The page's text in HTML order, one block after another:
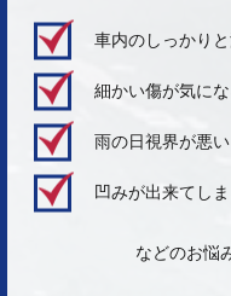
車内のしっかり
細かい傷が気にな
雨の日視界が悪い
凹みが出来てし
などのお悩